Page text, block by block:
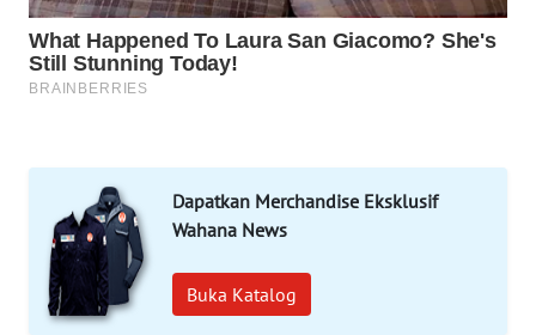
Dapatkan Merchandise Eksklusif
Wahana News
Buka Katalog
Wahana
Network
KONSUMEN
MASYARAKAT
KELISTRIKAN
WALINKI
ID